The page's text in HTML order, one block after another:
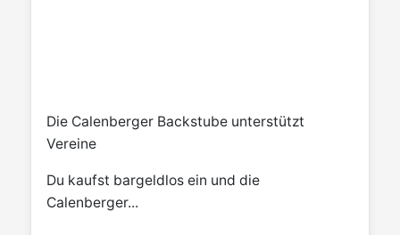
Die Calenberger Backstube unterstützt
Vereine
Du kaufst bargeldlos ein und die
Calenberger...